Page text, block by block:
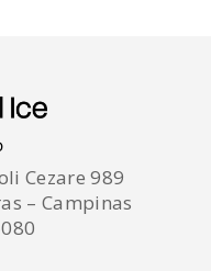
Cezare 989
– Campinas